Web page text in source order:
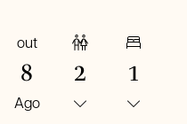
out
8
Ago
Adulti
2
Camere
1